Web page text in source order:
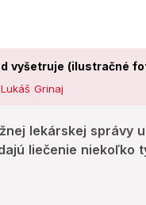
vyšetruje (ilustračné
Grinaj
lekárskej správy
liečenie niekoľko